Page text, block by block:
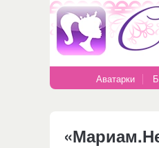
Аватарки